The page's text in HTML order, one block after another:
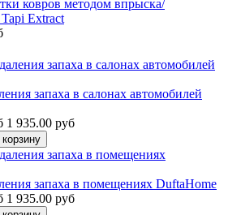
ковров методом впрыска/
Extract
запаха в салонах автомобилей
1 935.00 руб
запаха в помещениях DuftaHome
1 935.00 руб